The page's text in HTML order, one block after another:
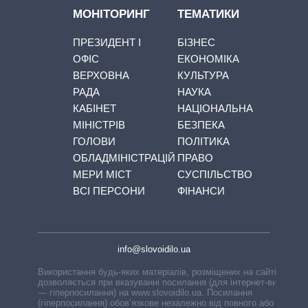
МОНІТОРИНГ
ПРЕЗИДЕНТ І
ОФІС
ВЕРХОВНА
РАДА
КАБІНЕТ
МІНІСТРІВ
ГОЛОВИ
ОБЛАДМІНІСТРАЦІЙ
МЕРИ МІСТ
ВСІ ПЕРСОНИ
ТЕМАТИКИ
БІЗНЕС
ЕКОНОМІКА
КУЛЬТУРА
НАУКА
НАЦІОНАЛЬНА
БЕЗПЕКА
ПОЛІТИКА
ПРАВО
СУСПІЛЬСТВО
ФІНАНСИ
info@slovoidilo.ua
Використання будь-яких матеріалів, розміщених на сайті,
дозволяється при вказуванні посилання (для інтернет-видань
— гіперпосилання) на www.slovoidilo.ua. Посилання
(гіперпосилання) обов’язкове незалежно від повного або